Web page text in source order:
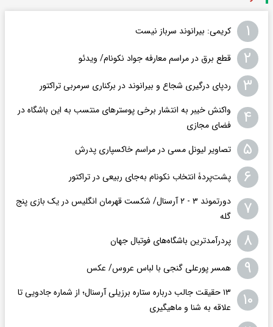
۱ کریمی: بیرانوند سرباز نیست
۲ قطع برق در مراسم معارفه جواد نکونام/ ویدئو
۳ ردپای درگیری شجاع و بیرانوند در برکناری سرمربی تراکتور
۴
واکنش خیبر به انتشار برخی پوسترهای منتسب به این باشگاه در
فضای مجازی
۵ تصاویر لیونل مسی در مراسم خاکسپاری پدرش
۶ پشت‌پردۀ انتخاب نکونام به‌جای ربیعی در ترا‌کتور
۷
دورتموند ۳ - ۲ آرسنال/ شکست قهرمان انگلیس در یک بازی پنج
گله
۸ پردرآمدترین باشگاه‌های فوتبال جهان
۹ همسر پورعلی گنجی با لباس عروس/ عکس
۱۰
۱۳ حقیقت جالب درباره ستاره برزیلی آرسنال؛ از شماره جادویی تا
علاقه به شنا و ماهیگیری